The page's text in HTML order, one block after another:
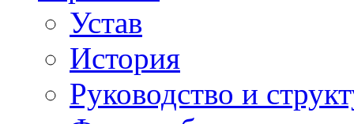
Устав
История
Руководство и